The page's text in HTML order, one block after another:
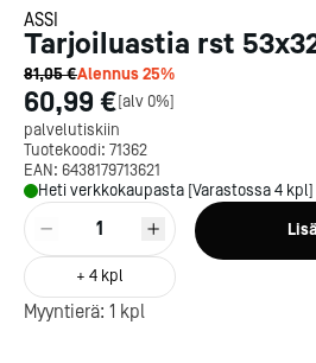
ASSI
Tarjoiluastia rst
81,05 €Alennus25%
60,99 €[alv 0%]
palvelutiskiin
Tuotekoodi: 71362
EAN: 6438179713621
Heti verkkokaupasta [Varastossa 4 kpl]
1
+ 4 kpl
Myyntierä: 1 kpl
Kotipizza on vuonna 1987
perustettu yritys, jolla on yli
300 ravintolaa eri puolella
Suomea. Dieta on tehnyt